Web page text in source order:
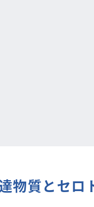
物質とセロ